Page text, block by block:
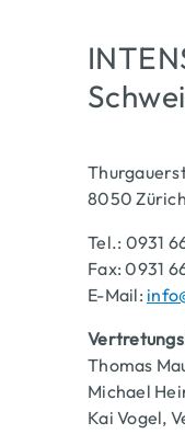
8050 Zürich
Tel.: 0931
Fax: 0931
E-Mail:
Thomas
Michael
Kai Vogel,